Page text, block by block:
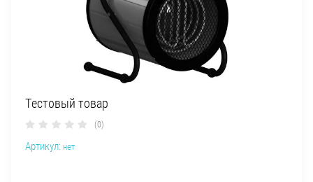
Тестовый товар
(0)
Артикул: нет